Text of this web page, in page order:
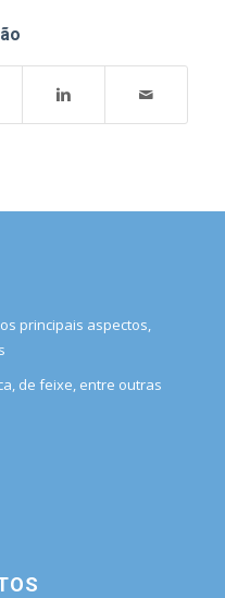
principais aspectos,
de feixe, entre outras